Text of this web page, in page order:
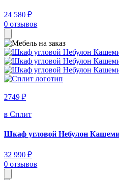
24 580 ₽
0 отзывов
2749 ₽
в Сплит
Шкаф угловой Небулон
32 990 ₽
0 отзывов